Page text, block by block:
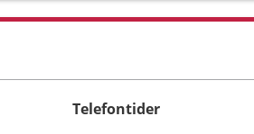
Telefontider